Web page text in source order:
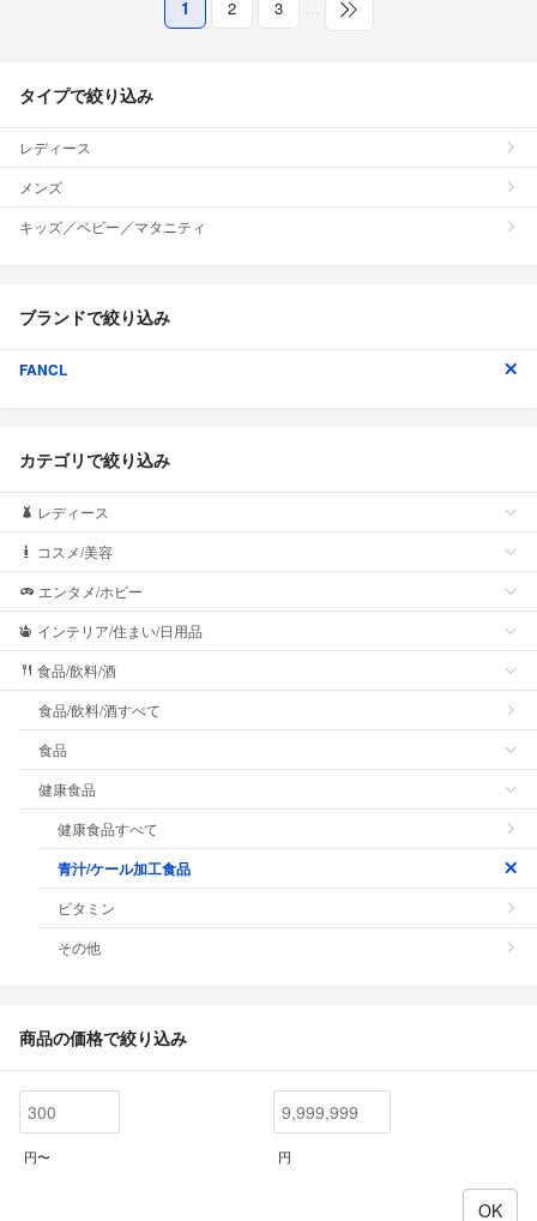
1 2 3 …
タイプで絞り込み
レディース
メンズ
キッズ／ベビー／マタニティ
ブランドで絞り込み
FANCL
カテゴリで絞り込み
レディース
コスメ/美容
エンタメ/ホビー
インテリア/住まい/日用品
食品/飲料/酒
食品/飲料/酒すべて
食品
健康食品
健康食品すべて
青汁/ケール加工食品
ビタミン
その他
商品の価格で絞り込み
円〜 円